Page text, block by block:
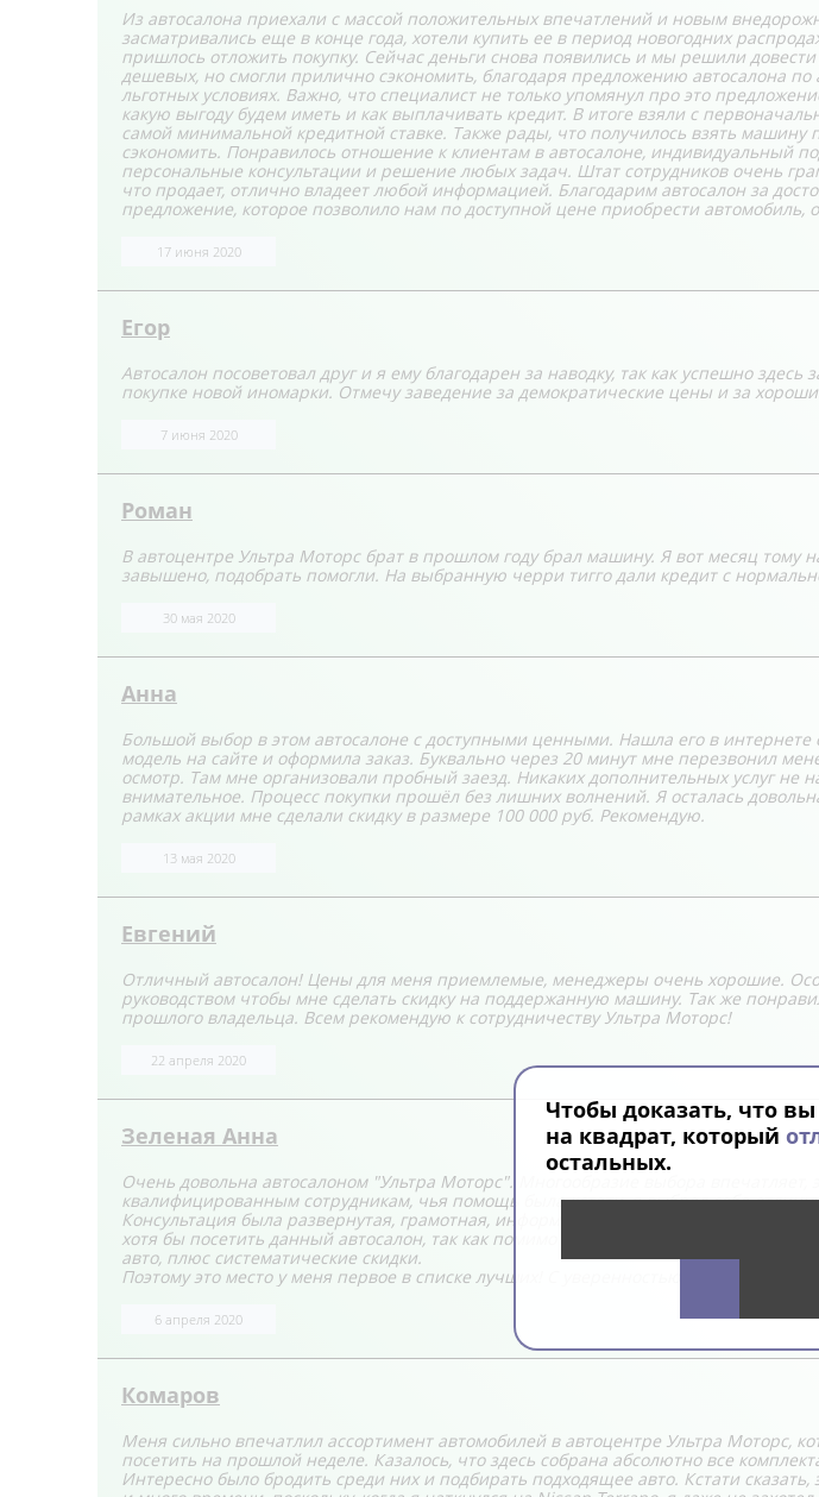
Из автосалона приехали с массой положительных впечатлений и новым
засматривались еще в конце года, хотели купить ее в период новогодних
пришлось отложить покупку. Сейчас деньги снова появились и мы решили
дешевых, но смогли прилично сэкономить, благодаря предложению автосалона по
льготных условиях. Важно, что специалист не только упомянул про это
какую выгоду будем иметь и как выплачивать кредит. В итоге взяли с
самой минимальной кредитной ставке. Также рады, что получилось взять машину
сэкономить. Понравилось отношение к клиентам в автосалоне, индивидуальный
персональные консультации и решение любых задач. Штат сотрудников очень
что продает, отлично владеет любой информацией. Благодарим автосалон за
предложение, которое позволило нам по доступной цене приобрести автомобиль,
17 июня 2020
Егор
Автосалон посоветовал друг и я ему благодарен за наводку, так как успешно здесь
покупке новой иномарки. Отмечу заведение за демократические цены и за
7 июня 2020
Роман
В автоцентре Ультра Моторс брат в прошлом году брал машину. Я вот месяц тому
завышено, подобрать помогли. На выбранную черри тигго дали кредит с
30 мая 2020
Анна
Большой выбор в этом автосалоне с доступными ценными. Нашла его в
модель на сайте и оформила заказ. Буквально через 20 минут мне перезвонил
осмотр. Там мне организовали пробный заезд. Никаких дополнительных услуг не
внимательное. Процесс покупки прошёл без лишних волнений. Я осталась
рамках акции мне сделали скидку в размере 100 000 руб. Рекомендую.
13 мая 2020
Евгений
Отличный автосалон! Цены для меня приемлемые, менеджеры очень хорошие.
руководством чтобы мне сделать скидку на поддержанную машину. Так же
прошлого владельца. Всем рекомендую к сотрудничеству Ультра Моторс!
22 апреля 2020
Зеленая Анна
Очень довольна автосалоном "Ультра Моторс". Многообразие выбора впечатляет,
квалифицированным сотрудникам, чья помощь была кстати, я выбрал себе
Консультация была развернутая, грамотная, информативная, для себя много чего
хотя бы посетить данный автосалон, так как помимо ассортимента и высокого
авто, плюс систематические скидки.
Поэтому это место у меня первое в списке лучших! С уверенностью могу
6 апреля 2020
Комаров
Меня сильно впечатлил ассортимент автомобилей в автоцентре Ультра Моторс,
посетить на прошлой неделе. Казалось, что здесь собрана абсолютно все
Интересно было бродить среди них и подбирать подходящее авто. Кстати сказать,
Чтобы доказать, что
на квадрат, который
остальных.